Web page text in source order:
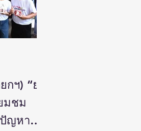
จัดแสดงและ
รเชื่อมโยง
ศักยภาพของ
าคใต้ และ
ฯ) “ยศ
มชม
ญหา